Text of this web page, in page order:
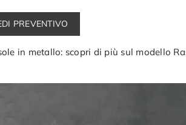
PREVENTIVO
in metallo: scopri di più sul modello